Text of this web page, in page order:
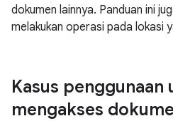
dokumen lainnya. Panduan ini
melakukan operasi pada lokasi
Kasus penggunaan
mengakses